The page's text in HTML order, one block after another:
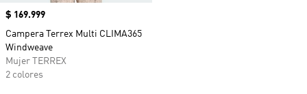
Precio
$ 169.999
Campera Terrex Multi CLIMA365
Windweave
Mujer TERREX
2 colores